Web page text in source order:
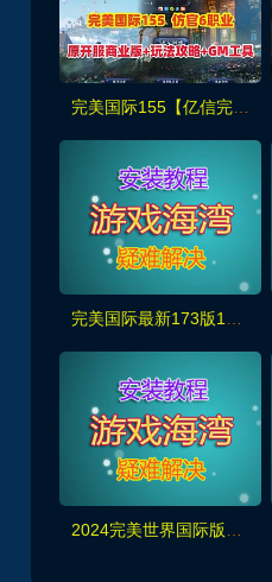
完美国际155【亿信完美】6职业怀旧仿官,原开服商业版,带玩法攻略+管理后台+GM工具及命令+视频教程
完美国际最新173版15职业，配有GM工具，网页注册管理后台和详细视频教程
2024完美世界国际版单机V165完整端14职业第二版+Gm后及视频教程